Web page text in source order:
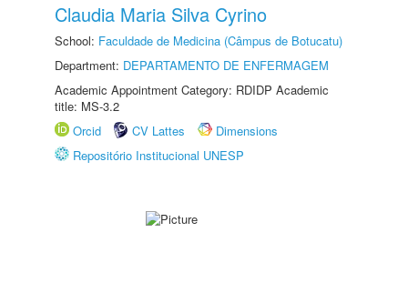
Claudia Maria Silva Cyrino
School: Faculdade de Medicina (Câmpus de Botucatu)
Department: DEPARTAMENTO DE ENFERMAGEM
Academic Appointment Category: RDIDP Academic
title: MS-3.2
Orcid
CV Lattes
Dimensions
Repositório Institucional UNESP